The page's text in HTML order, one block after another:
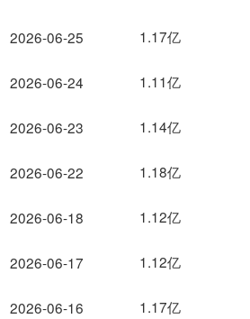
2026-06-25
2026-06-24
2026-06-23
2026-06-22
2026-06-18
2026-06-17
2026-06-16
1.17亿
1.11亿
1.14亿
1.18亿
1.12亿
1.12亿
1.17亿